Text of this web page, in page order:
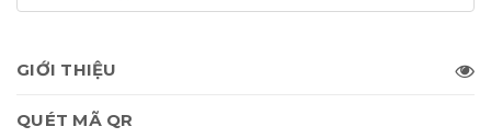
GIỚI THIỆU
QUÉT MÃ QR